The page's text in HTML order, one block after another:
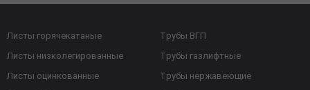
Листы горячекатаные
Листы низколегированные
Листы оцинкованные
Трубы ВГП
Трубы газлифтные
Трубы нержавеющие